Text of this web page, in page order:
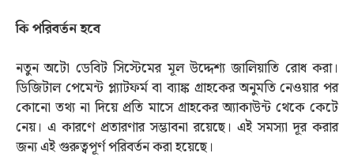
কি পরিবর্তন হবে
নতুন অটো ডেবিট সিস্টেমের মূল উদ্দেশ্য জালিয়াতি রোধ করা।
ডিজিটাল পেমেন্ট প্ল্যাটফর্ম বা ব্যাঙ্ক গ্রাহকের অনুমতি নেওয়ার পর
কোনো তথ্য না দিয়ে প্রতি মাসে গ্রাহকের অ্যাকাউন্ট থেকে কেটে
নেয়। এ কারণে প্রতারণার সম্ভাবনা রয়েছে। এই সমস্যা দূর করার
জন্য এই গুরুত্বপূর্ণ পরিবর্তন করা হয়েছে।